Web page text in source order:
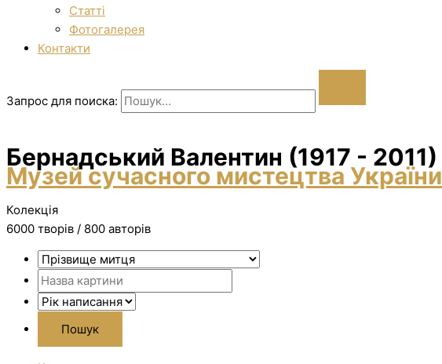
Статті
Фотогалерея
Контакти
Запрос для поиска:
Бернадський Валентин (1917 - 2011)
Музей сучасного мистецтва України
Колекція
6000 творiв / 800 авторів